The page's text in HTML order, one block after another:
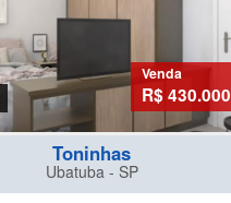
Venda
R$ 430.000
Toninhas
Ubatuba - SP